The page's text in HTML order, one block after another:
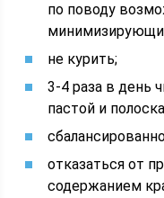
по поводу
не курить;
3-4 раза в день
пастой и
отказаться от
содержанием